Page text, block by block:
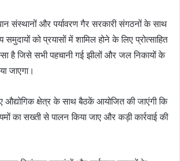
संस्थानों और पर्यावरण गैर सरकारी संगठनों के साथ
को प्रयासों में शामिल होने के लिए प्रोत्साहित
है जिसे सभी पहचानी गई झीलों और जल निकायों के
जाएगा।
क्षेत्र के साथ बैठकें आयोजित की जाएंगी कि
का सख्ती से पालन किया जाए और कड़ी कार्रवाई की